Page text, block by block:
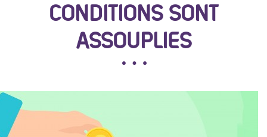
CONDITIONS SONT
ASSOUPLIES